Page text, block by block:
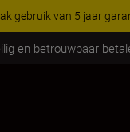
op geselecteerde
en betrouwbaar